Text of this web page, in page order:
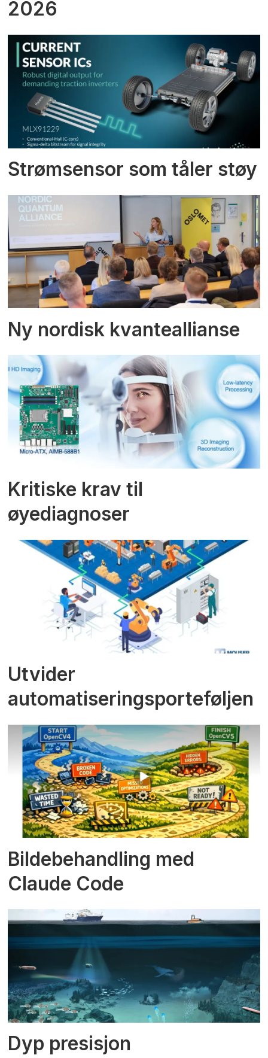
2026
Strømsensor som tåler støy
Ny nordisk kvanteallianse
Kritiske krav til
øyediagnoser
Utvider
automatiseringsporteføljen
Bildebehandling med
Claude Code
Dyp presisjon